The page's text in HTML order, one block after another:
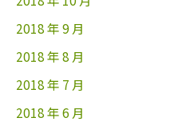
2018 年 9 月
2018 年 8 月
2018 年 7 月
2018 年 6 月